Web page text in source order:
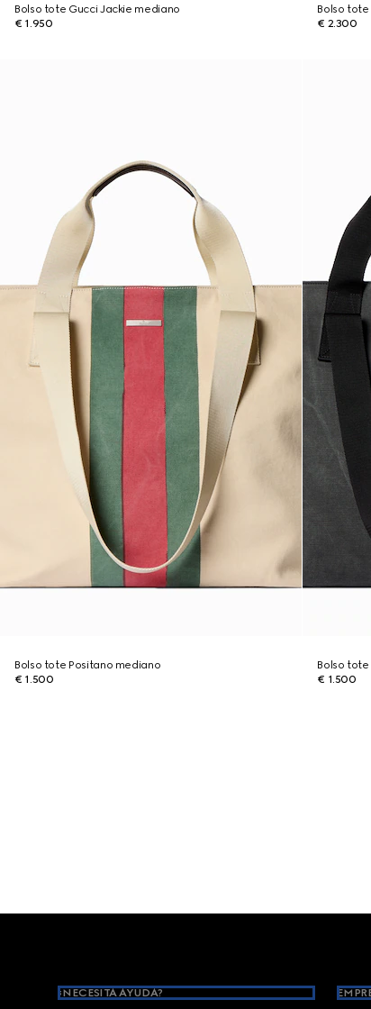
Bolso tote Gucci Jackie mediano
€ 1.950
Bolso
€ 2.300
Bolso tote Positano mediano
€ 1.500
Bolso
€ 1.500
¿NECESITA AYUDA?